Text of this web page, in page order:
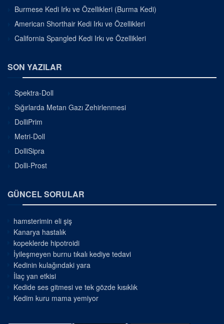
Burmese Kedi Irkı ve Özellikleri (Burma Kedi)
American Shorthair Kedi Irkı ve Özellikleri
California Spangled Kedi Irkı ve Özellikleri
SON YAZILAR
Spektra-Doll
Sığırlarda Metan Gazı Zehirlenmesi
DolliPrim
Metri-Doll
DolliSipra
Dolli-Prost
GÜNCEL SORULAR
hamsterimin eli şiş
Kanarya hastalık
kopeklerde hipotroidi
İyileşmeyen burnu tıkalı kediye tedavi
Kedinin kulağındaki yara
İlaç yan etkisi
Kedide ses gitmesi ve tek gözde kısıklık
Kedim kuru mama yemiyor